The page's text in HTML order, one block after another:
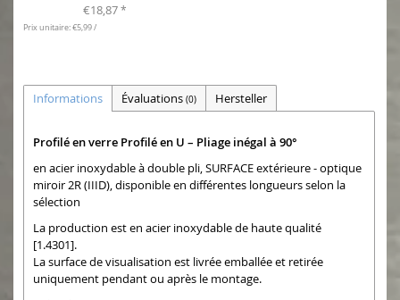
€18,87 *
Prix unitaire: €5,99 /
Informations Évaluations (0) Hersteller
Profilé en verre Profilé en U – Pliage inégal à 90°
en acier inoxydable à double pli, SURFACE extérieure - optique
miroir 2R (IIID), disponible en différentes longueurs selon la
sélection
La production est en acier inoxydable de haute qualité
[1.4301].
La surface de visualisation est livrée emballée et retirée
uniquement pendant ou après le montage.